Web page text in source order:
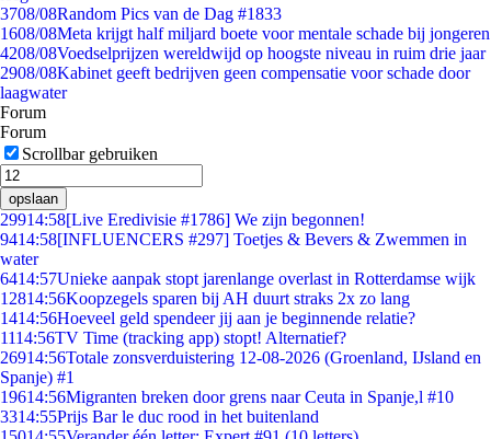
3708/08Random Pics van de Dag #1833
1608/08Meta krijgt half miljard boete voor mentale schade bij jongeren
4208/08Voedselprijzen wereldwijd op hoogste niveau in ruim drie jaar
2908/08Kabinet geeft bedrijven geen compensatie voor schade door
laagwater
Forum
Forum
Scrollbar gebruiken
opslaan
29914:58[Live Eredivisie #1786] We zijn begonnen!
9414:58[INFLUENCERS #297] Toetjes & Bevers & Zwemmen in
water
6414:57Unieke aanpak stopt jarenlange overlast in Rotterdamse wijk
12814:56Koopzegels sparen bij AH duurt straks 2x zo lang
1414:56Hoeveel geld spendeer jij aan je beginnende relatie?
1114:56TV Time (tracking app) stopt! Alternatief?
26914:56Totale zonsverduistering 12-08-2026 (Groenland, IJsland en
Spanje) #1
19614:56Migranten breken door grens naar Ceuta in Spanje,l #10
3314:55Prijs Bar le duc rood in het buitenland